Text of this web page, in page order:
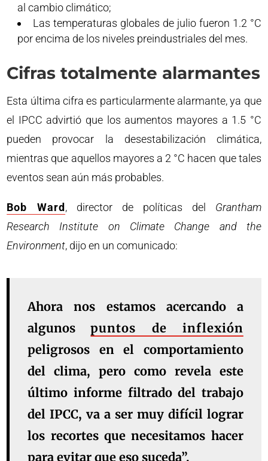
al cambio climático;
Las temperaturas globales de julio fueron 1.2 °C
por encima de los niveles preindustriales del mes.
Cifras totalmente alarmantes
Esta última cifra es particularmente alarmante, ya que
el IPCC advirtió que los aumentos mayores a 1.5 °C
pueden provocar la desestabilización climática,
mientras que aquellos mayores a 2 °C hacen que tales
eventos sean aún más probables.
Bob Ward , director de políticas del Grantham
Research Institute on Climate Change and the
Environment, dijo en un comunicado:
Ahora nos estamos acercando a
algunospuntos de inflexión
peligrosos en el comportamiento
del clima, pero como revela este
último informe filtrado del trabajo
del IPCC, va a ser muy difícil lograr
los recortes que necesitamos hacer
para evitar que eso suceda”.